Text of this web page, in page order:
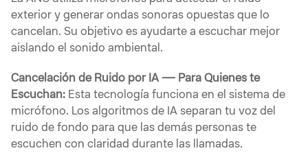
exterior y generar ondas sonoras opuestas que lo
cancelan. Su objetivo es ayudarte a escuchar mejor
aislando el sonido ambiental.
Cancelación de Ruido por IA — Para Quienes te
Escuchan: Esta tecnología funciona en el sistema de
micrófono. Los algoritmos de IA separan tu voz del
ruido de fondo para que las demás personas te
escuchen con claridad durante las llamadas.